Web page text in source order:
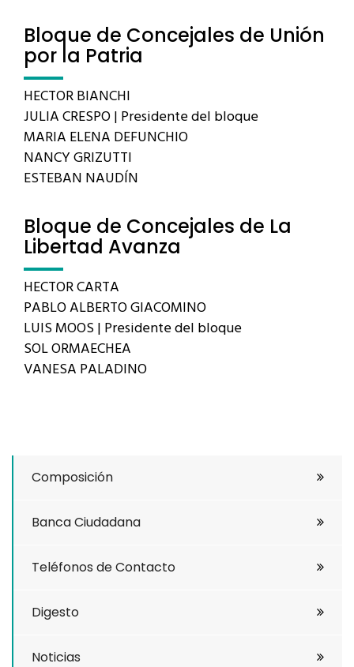
Bloque de Concejales de Unión
por la Patria
HECTOR BIANCHI
JULIA CRESPO | Presidente del bloque
MARIA ELENA DEFUNCHIO
NANCY GRIZUTTI
ESTEBAN NAUDÍN
Bloque de Concejales de La
Libertad Avanza
HECTOR CARTA
PABLO ALBERTO GIACOMINO
LUIS MOOS | Presidente del bloque
SOL ORMAECHEA
VANESA PALADINO
Composición
Banca Ciudadana
Teléfonos de Contacto
Digesto
Noticias